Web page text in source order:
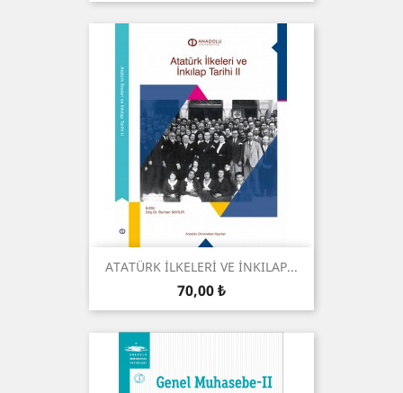
ATATÜRK İLKELERİ VE İNKILAP...
Preis
70,00 ₺